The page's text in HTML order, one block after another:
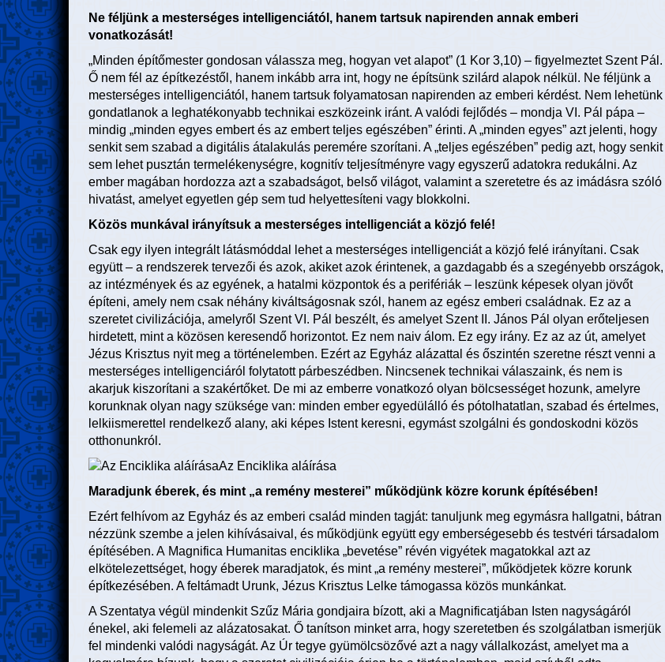
Ne féljünk a mesterséges intelligenciától, hanem tartsuk napirenden annak emberi
vonatkozását!
„Minden építőmester gondosan válassza meg, hogyan vet alapot” (1 Kor 3,10) – figyelmeztet Szent Pál.
Ő nem fél az építkezéstől, hanem inkább arra int, hogy ne építsünk szilárd alapok nélkül. Ne féljünk a
mesterséges intelligenciától, hanem tartsuk folyamatosan napirenden az emberi kérdést. Nem lehetünk
gondatlanok a leghatékonyabb technikai eszközeink iránt. A valódi fejlődés – mondja VI. Pál pápa –
mindig „minden egyes embert és az embert teljes egészében” érinti. A „minden egyes” azt jelenti, hogy
senkit sem szabad a digitális átalakulás peremére szorítani. A „teljes egészében” pedig azt, hogy senkit
sem lehet pusztán termelékenységre, kognitív teljesítményre vagy egyszerű adatokra redukálni. Az
ember magában hordozza azt a szabadságot, belső világot, valamint a szeretetre és az imádásra szóló
hivatást, amelyet egyetlen gép sem tud helyettesíteni vagy blokkolni.
Közös munkával irányítsuk a mesterséges intelligenciát a közjó felé!
Csak egy ilyen integrált látásmóddal lehet a mesterséges intelligenciát a közjó felé irányítani. Csak
együtt – a rendszerek tervezői és azok, akiket azok érintenek, a gazdagabb és a szegényebb országok,
az intézmények és az egyének, a hatalmi központok és a perifériák – leszünk képesek olyan jövőt
építeni, amely nem csak néhány kiváltságosnak szól, hanem az egész emberi családnak. Ez az a
szeretet civilizációja, amelyről Szent VI. Pál beszélt, és amelyet Szent II. János Pál olyan erőteljesen
hirdetett, mint a közösen keresendő horizontot. Ez nem naiv álom. Ez egy irány. Ez az az út, amelyet
Jézus Krisztus nyit meg a történelemben. Ezért az Egyház alázattal és őszintén szeretne részt venni a
mesterséges intelligenciáról folytatott párbeszédben. Nincsenek technikai válaszaink, és nem is
akarjuk kiszorítani a szakértőket. De mi az emberre vonatkozó olyan bölcsességet hozunk, amelyre
korunknak olyan nagy szüksége van: minden ember egyedülálló és pótolhatatlan, szabad és értelmes,
lelkiismerettel rendelkező alany, aki képes Istent keresni, egymást szolgálni és gondoskodni közös
otthonunkról.
Az Enciklika aláírása
Maradjunk éberek, és mint „a remény mesterei” működjünk közre korunk építésében!
Ezért felhívom az Egyház és az emberi család minden tagját: tanuljunk meg egymásra hallgatni, bátran
nézzünk szembe a jelen kihívásaival, és működjünk együtt egy emberségesebb és testvéri társadalom
építésében. A Magnifica Humanitas enciklika „bevetése” révén vigyétek magatokkal azt az
elkötelezettséget, hogy éberek maradjatok, és mint „a remény mesterei”, működjetek közre korunk
építkezésében. A feltámadt Urunk, Jézus Krisztus Lelke támogassa közös munkánkat.
A Szentatya végül mindenkit Szűz Mária gondjaira bízott, aki a Magnificatjában Isten nagyságáról
énekel, aki felemeli az alázatosakat. Ő tanítson minket arra, hogy szeretetben és szolgálatban ismerjük
fel mindenki valódi nagyságát. Az Úr tegye gyümölcsözővé azt a nagy vállalkozást, amelyet ma a